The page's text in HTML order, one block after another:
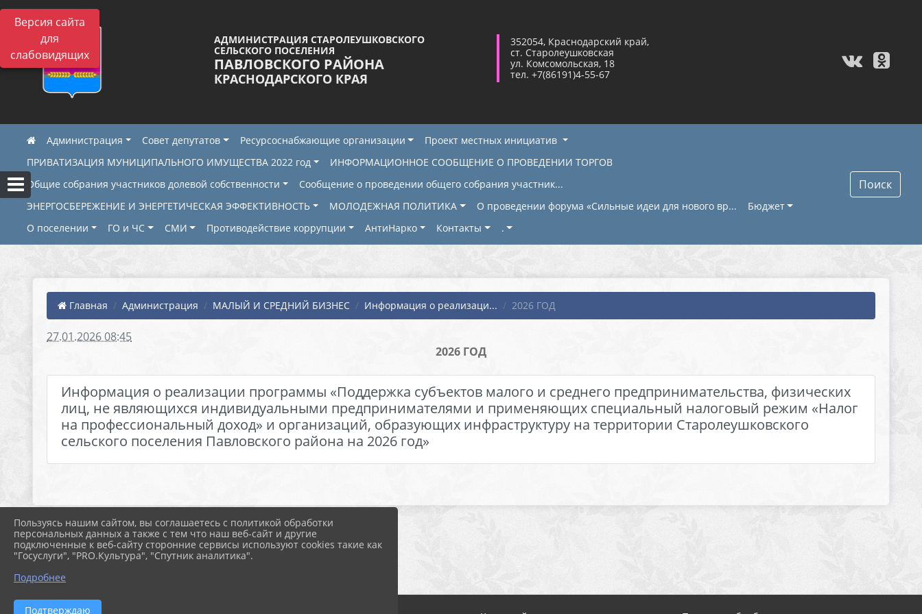
Версия сайта
для
слабовидящих
АДМИНИСТРАЦИЯ СТАРОЛЕУШКОВСКОГО
СЕЛЬСКОГО ПОСЕЛЕНИЯ
ПАВЛОВСКОГО РАЙОНА
КРАСНОДАРСКОГО КРАЯ
352054, Краснодарский край,
ст. Старолеушковская
ул. Комсомольская, 18
тел. +7(86191)4-55-67
Администрация Совет депутатов Ресурсоснабжающие организации
Проект местных инициатив
ПРИВАТИЗАЦИЯ МУНИЦИПАЛЬНОГО ИМУЩЕСТВА 2022 год
ИНФОРМАЦИОННОЕ СООБЩЕНИЕ О ПРОВЕДЕНИИ ТОРГОВ
Общие собрания участников долевой собственности
Сообщение о проведении общего собрания участник...
ЭНЕРГОСБЕРЕЖЕНИЕ И ЭНЕРГЕТИЧЕСКАЯ ЭФФЕКТИВНОСТЬ
МОЛОДЕЖНАЯ ПОЛИТИКА О проведении форума «Сильные идеи для нового вр...
Бюджет
О поселении
ГО и ЧС СМИ Противодействие коррупции АнтиНарко Контакты .
Поиск
Главная Администрация МАЛЫЙ И СРЕДНИЙ БИЗНЕС Информация о реализаци... 2026 ГОД
27.01.2026 08:45
2026 ГОД
Информация о реализации программы «Поддержка субъектов малого и среднего предпринимательства, физических
лиц, не являющихся индивидуальными предпринимателями и применяющих специальный налоговый режим «Налог
на профессиональный доход» и организаций, образующих инфраструктуру на территории Старолеушковского
сельского поселения Павловского района на 2026 год»
Пользуясь нашим сайтом, вы соглашаетесь с политикой обработки
персональных данных а также с тем что наш веб-сайт и другие
подключенные к веб-сайту сторонние сервисы используют cookies такие как
"Госуслуги", "PRO.Культура", "Спутник аналитика".
Подробнее
Подтверждаю